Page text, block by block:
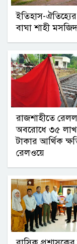
ইতিহাস-ঐতিহ্যের
বাঘা শাহী মসজিদ
রাজশাহীতে
অবরোধে ৩৫ লাখ
টাকার আর্থিক
রেলওয়ে